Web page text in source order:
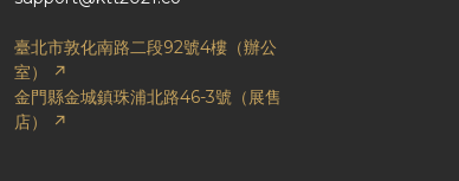
臺北市敦化南路二段92號4樓（辦公
室） ↗
金門縣金城鎮珠浦北路46-3號（展售
店） ↗